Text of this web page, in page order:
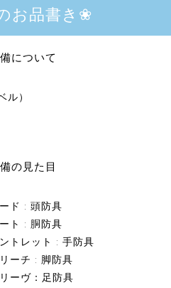
お品書き❀
について
ル）
の見た目
ド : 頭防具
ト : 胴防具
トレット : 手防具
ーチ : 脚防具
ーヴ：足防具